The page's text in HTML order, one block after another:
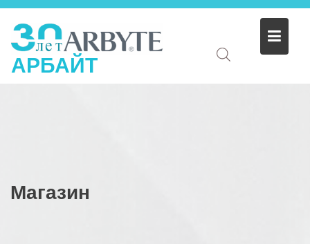
АРБАЙТ
Магазин